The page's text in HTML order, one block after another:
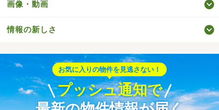
画像・動画
情報の新しさ
お気に入りの物件を見逃さない！
プッシュ通知で